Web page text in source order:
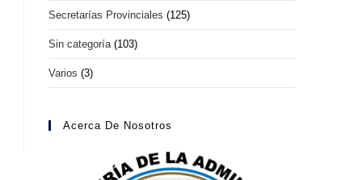
Secretarías Provinciales (125)
Sin categoría (103)
Varios (3)
Acerca De Nosotros